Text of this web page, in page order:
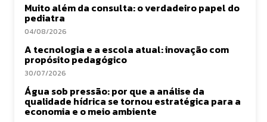
Muito além da consulta: o verdadeiro papel do
pediatra
04/08/2026
A tecnologia e a escola atual: inovação com
propósito pedagógico
30/07/2026
Água sob pressão: por que a análise da
qualidade hídrica se tornou estratégica para a
economia e o meio ambiente